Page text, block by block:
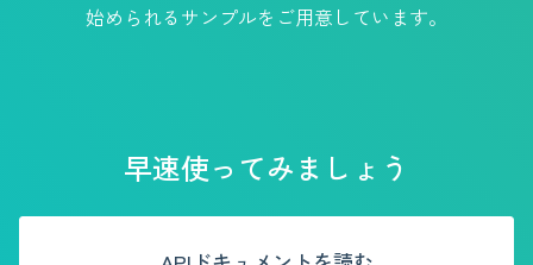
始められるサンプルをご用意しています。
早速使ってみましょう